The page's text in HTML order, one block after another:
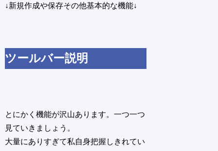
↓新規作成や保存その他基本的な機能↓
ツールバー説明
とにかく機能が沢山あります。一つ一つ
見ていきましょう。
大量にありすぎて私自身把握しきれてい